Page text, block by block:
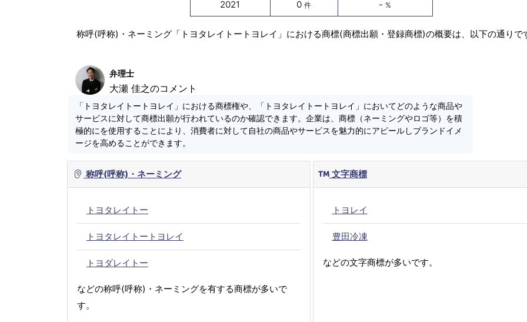
2021 0件 - %
称呼(呼称)・ネーミング「トヨタレイトートヨレイ」における商標(商標出願・登録商標)の概要は、以下の通りで
弁理士
大瀬 佳之のコメント
「トヨタレイトートヨレイ」における商標権や、「トヨタレイトートヨレイ」においてどのような商品や
サービスに対して商標出願が行われているのか確認できます。企業は、商標（ネーミングやロゴ等）を積
極的にを使用することにより、消費者に対して自社の商品やサービスを魅力的にアピールしブランドイメ
ージを高めることができます。
称呼(呼称)・ネーミング
トヨタレイトー
トヨタレイトートヨレイ
トヨダレイトー
などの称呼(呼称)・ネーミングを有する商標が多いで
す。
文字商標
トヨレイ
豊田冷凍
などの文字商標が多いです。